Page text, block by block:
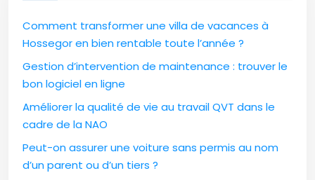
Comment transformer une villa de vacances à
Hossegor en bien rentable toute l’année ?
Gestion d’intervention de maintenance : trouver le
bon logiciel en ligne
Améliorer la qualité de vie au travail QVT dans le
cadre de la NAO
Peut-on assurer une voiture sans permis au nom
d’un parent ou d’un tiers ?